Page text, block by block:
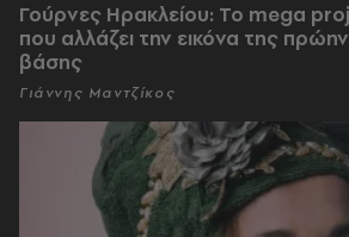
Γούρνες Ηρακλείου: To mega
που αλλάζει την εικόνα της
βάσης
Γιάννης Μαντζίκος